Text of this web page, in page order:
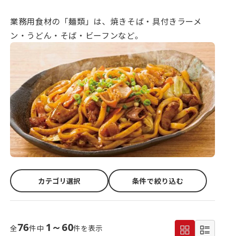
業務用食材の「麺類」は、焼きそば・具付きラーメ
ン・うどん・そば・ビーフンなど。
カテゴリ選択 条件で絞り込む
全76件中 1～60件を表示